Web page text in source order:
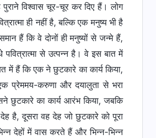
विश्वास चूर-चूर कर दिए हैं। लोग
ही नहीं है, बल्कि एक मनुष्य भी है
हैं कि वे दोनों ही मनुष्यों से जन्मे हैं,
से उत्पन्न है। वे इस बात में
में हैं कि एक ने छुटकारे का कार्य किया,
एक प्रेममय-करुणा और दयालुता से भरा
छुटकारे का कार्य आरंभ किया, जबकि
है, दूसरा वह देह जो छुटकारे को पूरा
देहों में वास करते हैं और भिन्न-भिन्न